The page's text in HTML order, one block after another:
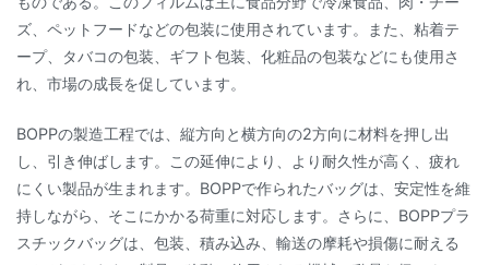
ズ、ペットフードなどの包装に使用されています。また、粘着テ
ープ、タバコの包装、ギフト包装、化粧品の包装などにも使用さ
れ、市場の成長を促しています。
BOPPの製造工程では、縦方向と横方向の2方向に材料を押し出
し、引き伸ばします。この延伸により、より耐久性が高く、疲れ
にくい製品が生まれます。BOPPで作られたバッグは、安定性を維
持しながら、そこにかかる荷重に対応します。さらに、BOPPプラ
スチックバッグは、包装、積み込み、輸送の摩耗や損傷に耐える